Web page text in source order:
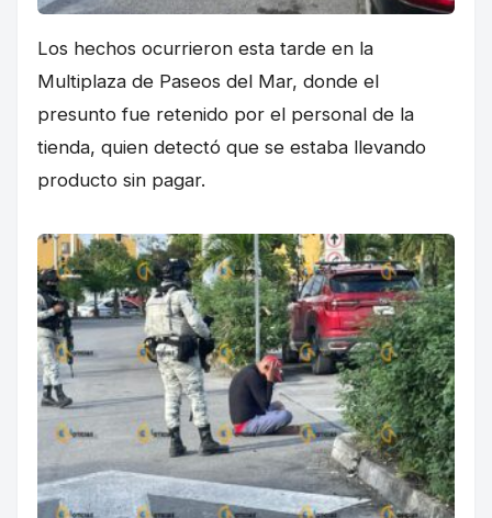
Los hechos ocurrieron esta tarde en la
Multiplaza de Paseos del Mar, donde el
presunto fue retenido por el personal de la
tienda, quien detectó que se estaba llevando
producto sin pagar.